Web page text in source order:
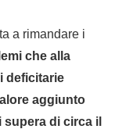
a rimandare i
che alla
deficitarie
aggiunto
di circa il